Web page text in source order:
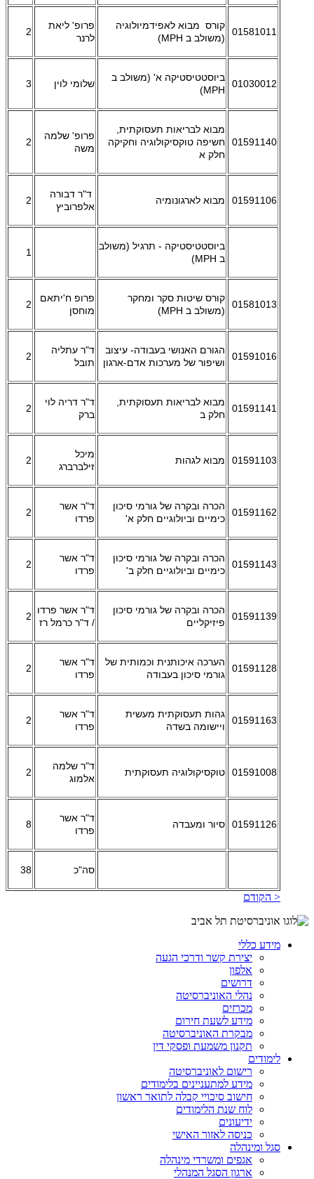
01581011
קורס מבוא לאפידמיולוגיה
(משולב ב MPH)
פרופ' ליאת
לרנר
2
01030012
ביוסטטיסטיקה א' (משולב ב
MPH)
שלומי לוין 3
01591140
מבוא לבריאות תעסוקתית,
חשיפה טוקסיקולוגיה וחקיקה
חלק א
פרופ' שלמה
משה
2
01591106 מבוא לארגונומיה
ד"ר דבורה
אלפרוביץ
2
ביוסטטיסטיקה - תרגיל (משולב
ב MPH)
1
01581013
קורס שיטות סקר ומחקר
(משולב ב MPH)
פרופ ח'יתאם
מוחסן
2
01591016
הגורם האנושי בעבודה- עיצוב
ושיפור של מערכות אדם-ארגון
ד"ר עתליה
תובל
2
01591141
מבוא לבריאות תעסוקתית,
חלק ב
ד"ר דריה לוי
ברק
2
01591103 מבוא לגהות
מיכל
זילברברג
2
01591162
הכרה ובקרה של גורמי סיכון
כימיים וביולוגיים חלק א'
ד"ר אשר
פרדו
2
01591143
הכרה ובקרה של גורמי סיכון
כימיים וביולוגיים חלק ב'
ד"ר אשר
פרדו
2
01591139
הכרה ובקרה של גורמי סיכון
פיזיקליים
ד"ר אשר פרדו
/ ד"ר כרמל רז
2
01591128
הערכה איכותנית וכמותית של
גורמי סיכון בעבודה
ד"ר אשר
פרדו
2
01591163
גהות תעסוקתית מעשית
ויישומה בשדה
ד"ר אשר
פרדו
2
01591008 טוקסיקולוגיה תעסוקתית
ד"ר שלמה
אלמוג
2
01591126 סיור ומעבדה
ד"ר אשר
פרדו
8
סה"כ 38
< הקודם
מידע כללי
יצירת קשר ודרכי הגעה
אלפון
דרושים
נהלי האוניברסיטה
מכרזים
מידע לשעת חירום
מבקרת האוניברסיטה
תקנון משמעת ופסקי דין
לימודים
רישום לאוניברסיטה
מידע למתעניינים בלימודים
חישוב סיכויי קבלה לתואר ראשון
לוח שנת הלימודים
ידיעונים
כניסה לאזור האישי
סגל ומינהלה
אגפים ומשרדי מינהלה
ארגון הסגל המנהלי